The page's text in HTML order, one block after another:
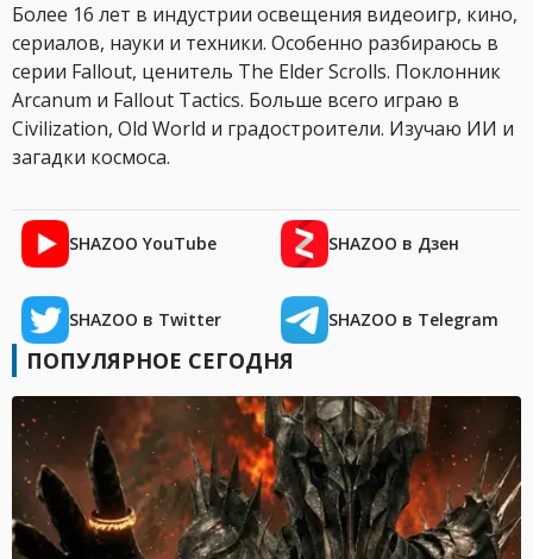
Более 16 лет в индустрии освещения видеоигр, кино,
сериалов, науки и техники. Особенно разбираюсь в
серии Fallout, ценитель The Elder Scrolls. Поклонник
Arcanum и Fallout Tactics. Больше всего играю в
Civilization, Old World и градостроители. Изучаю ИИ и
загадки космоса.
SHAZOO YouTube SHAZOO в Дзен
SHAZOO в Twitter SHAZOO в Telegram
ПОПУЛЯРНОЕ СЕГОДНЯ